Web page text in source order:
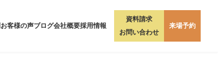
お客様の声ブログ会社概要採用情報
資料請求
お問い合わせ
来場予約